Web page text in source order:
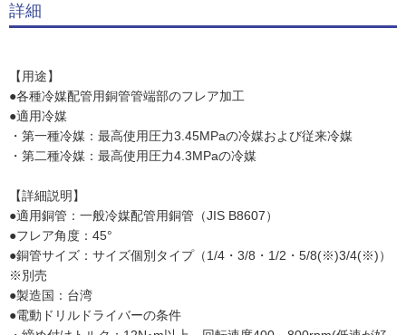
詳細
【用途】
●各種冷媒配管用銅管管端部のフレア加工
●適用冷媒
・第一種冷媒：最高使用圧力3.45MPaの冷媒および従来冷媒
・第二種冷媒：最高使用圧力4.3MPaの冷媒
【詳細説明】
●適用銅管：一般冷媒配管用銅管（JIS B8607）
●フレア角度：45°
●銅管サイズ：サイズ個別タイプ（1/4・3/8・1/2・5/8(※)3/4(※)）
※別売
●製造国：台湾
●電動ドリルドライバーの条件